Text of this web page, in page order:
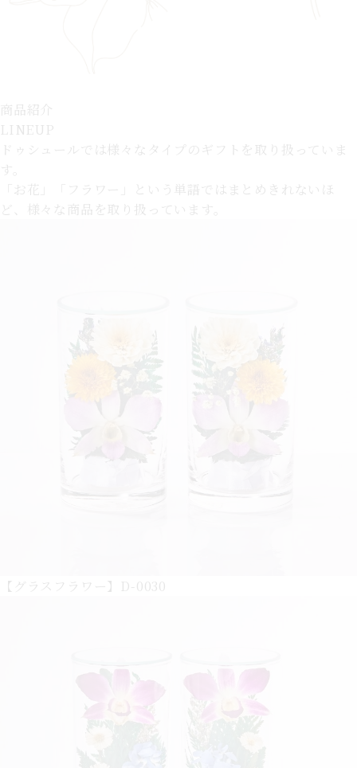
商品紹介
LINEUP
ドゥシュールでは様々なタイプのギフトを取り扱っていま
す。
「お花」「フラワー」という単語ではまとめきれないほ
ど、様々な商品を取り扱っています。
【グラスフラワー】D-0030